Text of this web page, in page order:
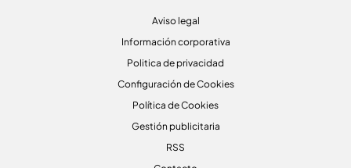
Aviso legal
Información corporativa
Politica de privacidad
Configuración de Cookies
Política de Cookies
Gestión publicitaria
RSS